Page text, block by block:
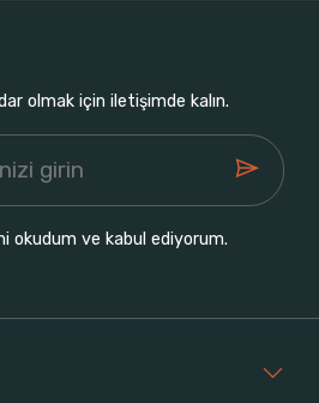
olmak için iletişimde kalın.
okudum ve kabul ediyorum.